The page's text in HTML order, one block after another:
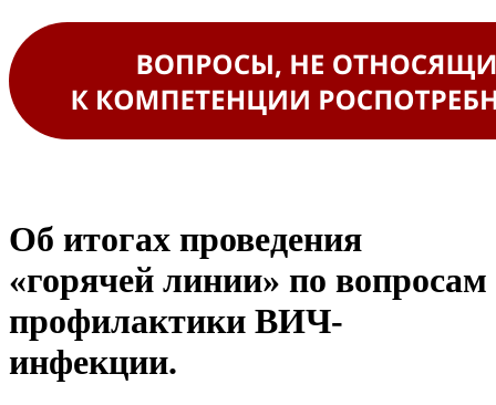
Об итогах проведения
«горячей линии» по вопросам
профилактики ВИЧ-
инфекции.